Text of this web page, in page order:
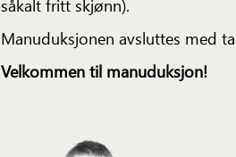
såkalt fritt skjønn).
Manuduksjonen avsluttes med
Velkommen til manuduksjon!